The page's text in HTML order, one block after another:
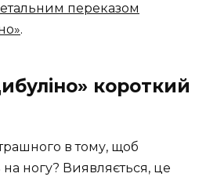
переказом
.
короткий
в тому, щоб
ногу? Виявляється, це